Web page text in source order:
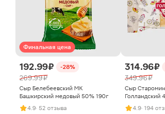
Финальная цена
192.99 ₽ -28%
269.99 ₽
Сыр Белебеевский МК
Башкирский медовый 50% 190г
4.9· 52 отзыва
314.96 ₽
349.96 ₽
Сыр
Голландский
4.9· 194